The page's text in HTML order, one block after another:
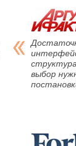
выбор